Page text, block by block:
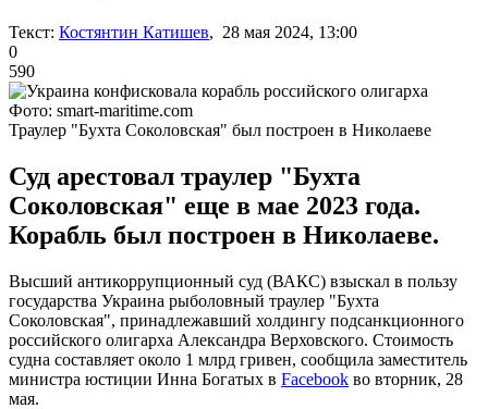
Текст: Костянтин Катишев, 28 мая 2024, 13:00
0
590
Фото: smart-maritime.com
Траулер "Бухта Соколовская" был построен в Николаеве
Суд арестовал траулер "Бухта
Соколовская" еще в мае 2023 года.
Корабль был построен в Николаеве.
Высший антикоррупционный суд (ВАКС) взыскал в пользу
государства Украина рыболовный траулер "Бухта
Соколовская", принадлежавший холдингу подсанкционного
российского олигарха Александра Верховского. Стоимость
судна составляет около 1 млрд гривен, сообщила заместитель
министра юстиции Инна Богатых в Facebook во вторник, 28
мая.